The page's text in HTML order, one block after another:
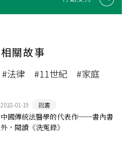
相關故事
#法律 #11世紀 #家庭
2018-01-19 說書
中國傳統法醫學的代表作──書內書
外，閱讀《洗冤錄》